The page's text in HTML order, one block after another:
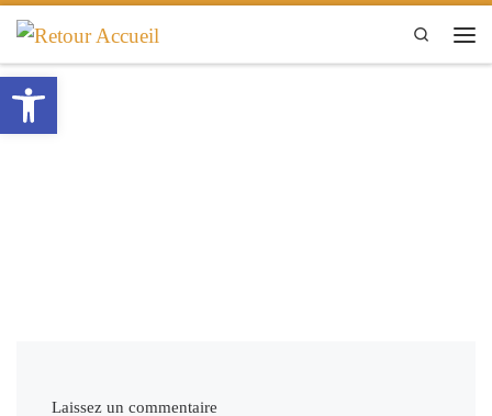
Passer au contenu
Search
Laissez un commentaire
Ouvrir la barre d’outils